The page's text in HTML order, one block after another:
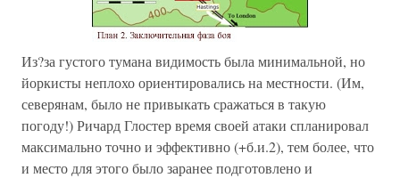
Из?за густого тумана видимость была минимальной, но
йоркисты неплохо ориентировались на местности. (Им,
северянам, было не привыкать сражаться в такую
погоду!) Ричард Глостер время своей атаки спланировал
максимально точно и эффективно (+б.и.2), тем более, что
и место для этого было заранее подготовлено и